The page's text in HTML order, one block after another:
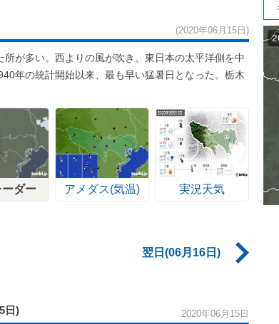
(2020年06月15日)
が多い。西よりの風が吹き、東日本の太平洋側を中
年の統計開始以来、最も早い猛暑日となった。栃木
ダー アメダス(気温) 実況天気
翌日(06月16日)
日) 2020年06月15日